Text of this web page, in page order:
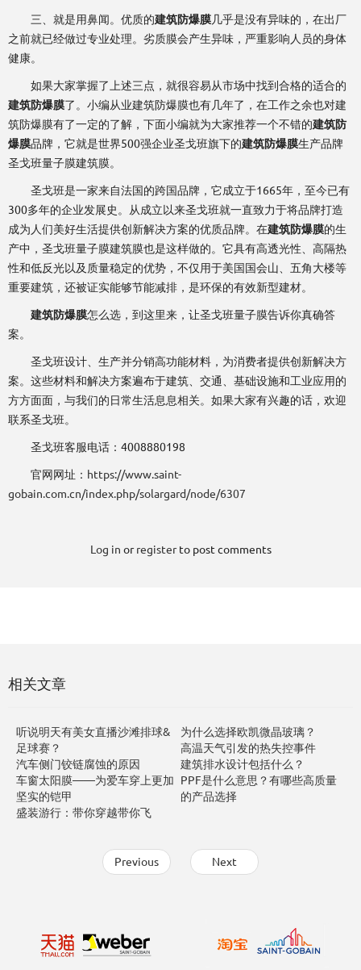
三、就是用鼻闻。优质的建筑防爆膜几乎是没有异味的，在出厂
之前就已经做过专业处理。劣质膜会产生异味，严重影响人员的身体
健康。
如果大家掌握了上述三点，就很容易从市场中找到合格的适合的
建筑防爆膜了。小编从业建筑防爆膜也有几年了，在工作之余也对建
筑防爆膜有了一定的了解，下面小编就为大家推荐一个不错的建筑防
爆膜品牌，它就是世界500强企业圣戈班旗下的建筑防爆膜生产品牌
圣戈班量子膜建筑膜。
圣戈班是一家来自法国的跨国品牌，它成立于1665年，至今已有
300多年的企业发展史。从成立以来圣戈班就一直致力于将品牌打造
成为人们美好生活提供创新解决方案的优质品牌。在建筑防爆膜的生
产中，圣戈班量子膜建筑膜也是这样做的。它具有高透光性、高隔热
性和低反光以及质量稳定的优势，不仅用于美国国会山、五角大楼等
重要建筑，还被证实能够节能减排，是环保的有效新型建材。
建筑防爆膜怎么选，到这里来，让圣戈班量子膜告诉你真确答
案。
圣戈班设计、生产并分销高功能材料，为消费者提供创新解决方
案。这些材料和解决方案遍布于建筑、交通、基础设施和工业应用的
方方面面，与我们的日常生活息息相关。如果大家有兴趣的话，欢迎
联系圣戈班。
圣戈班客服电话：4008880198
官网网址： https://www.saint-
gobain.com.cn/index.php/solargard/node/6307
Log in orregisterto post comments
相关文章
听说明天有美女直播沙滩排球&
足球赛？
汽车侧门铰链腐蚀的原因
车窗太阳膜——为爱车穿上更加
坚实的铠甲
盛装游行：带你穿越带你飞
为什么选择欧凯微晶玻璃？
高温天气引发的热失控事件
建筑排水设计包括什么？
PPF是什么意思？有哪些高质量
的产品选择
Previous Next